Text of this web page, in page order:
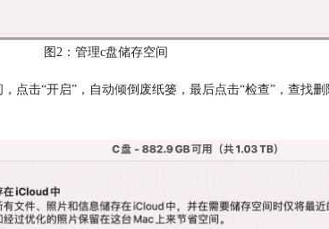
图2：管理c盘储存空间
点击“开启”，自动倾倒废纸篓，最后点击“检查”，查找